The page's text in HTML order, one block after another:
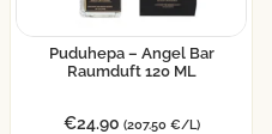
Puduhepa – Angel Bar
Raumduft 120 ML
€24.90 (207.50 €/L)